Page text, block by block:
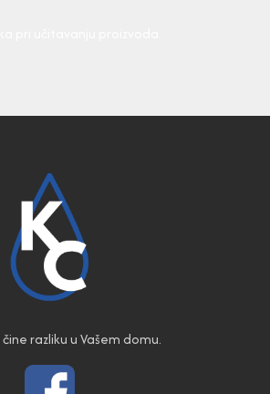
razliku u Vašem domu.